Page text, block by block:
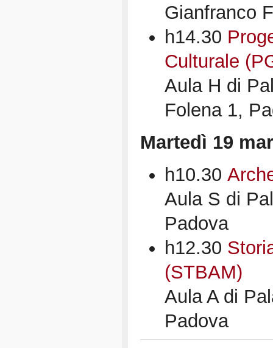
Gianfranco
h14.30
Culturale
Aula H di
Folena 1,
Martedì 19
h10.30
Aula S di
Padova
h12.30
(STBAM)
Aula A di
Padova